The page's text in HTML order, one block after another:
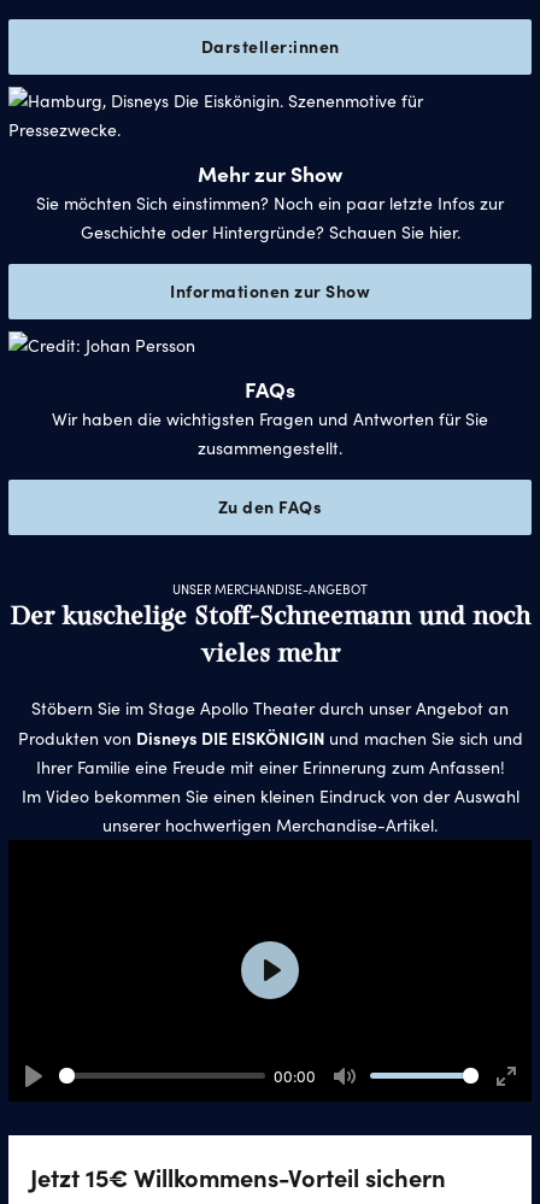
Darsteller:innen
Mehr zur Show
Sie möchten Sich einstimmen? Noch ein paar letzte Infos zur
Geschichte oder Hintergründe? Schauen Sie hier.
Informationen zur Show
FAQs
Wir haben die wichtigsten Fragen und Antworten für Sie
zusammengestellt.
Zu den FAQs
UNSER MERCHANDISE-ANGEBOT
Der kuschelige Stoff-Schneemann und noch
vieles mehr
Stöbern Sie im Stage Apollo Theater durch unser Angebot an
Produkten von Disneys DIE EISKÖNIGIN und machen Sie sich und
Ihrer Familie eine Freude mit einer Erinnerung zum Anfassen!
Im Video bekommen Sie einen kleinen Eindruck von der Auswahl
unserer hochwertigen Merchandise-Artikel.
Play
00:00
Mute
Play
Jetzt 15€ Willkommens-Vorteil sichern